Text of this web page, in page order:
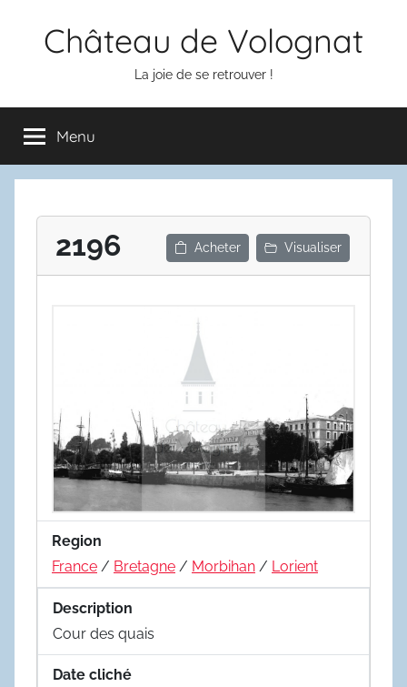
Château de Volognat
La joie de se retrouver !
Menu
2196 Acheter Visualiser
Region
France / Bretagne / Morbihan / Lorient
Description
Cour des quais
Date cliché